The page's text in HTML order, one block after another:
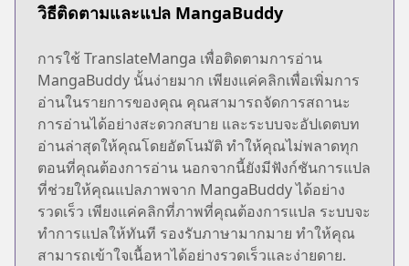
วิธีติดตามและแปล MangaBuddy
การใช้ TranslateManga เพื่อติดตามการอ่าน
MangaBuddy นั้นง่ายมาก เพียงแค่คลิกเพื่อเพิ่มการ
อ่านในรายการของคุณ คุณสามารถจัดการสถานะ
การอ่านได้อย่างสะดวกสบาย และระบบจะอัปเดตบท
อ่านล่าสุดให้คุณโดยอัตโนมัติ ทำให้คุณไม่พลาดทุก
ตอนที่คุณต้องการอ่าน นอกจากนี้ยังมีฟังก์ชันการแปล
ที่ช่วยให้คุณแปลภาพจาก MangaBuddy ได้อย่าง
รวดเร็ว เพียงแค่คลิกที่ภาพที่คุณต้องการแปล ระบบจะ
ทำการแปลให้ทันที รองรับภาษามากมาย ทำให้คุณ
สามารถเข้าใจเนื้อหาได้อย่างรวดเร็วและง่ายดาย.